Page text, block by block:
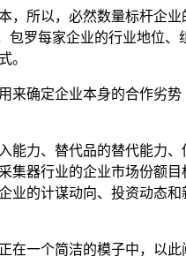
以，必然数量标杆企业
罗每家企业的行业地位
。
确定企业本身的合作劣势
力、替代品的替代能力
器行业的企业市场份额
的计谋动向、投资动态
一个简洁的模子中，以此